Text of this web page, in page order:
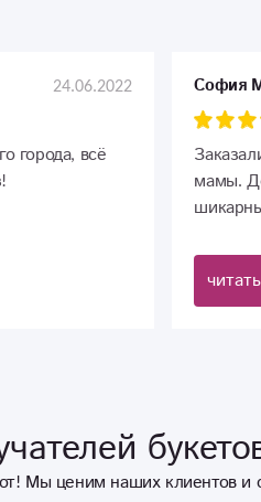
24.06.2022
города, всё
София
мамы.
Мы ценим наших клиентов и